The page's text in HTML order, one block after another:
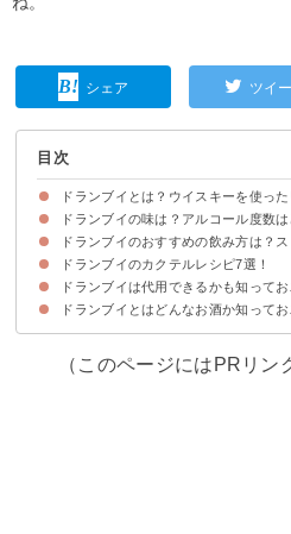
シェア ツイ
目次
ドランブイとは？ウイスキーを使っ
ドランブイとはスコットランドで作ら
ドランブイは数十種類のウイスキー
る
ドランブイの味は？アルコール度数
ドランブイの味わい
ドランブイのアルコール度数は40％
ドランブイのおすすめの飲み方は？
飲み方①ストレート
飲み方②ロック
飲み方③カクテル
ドランブイのカクテルレシピ7選！
①ラスティネイル
②ホットドラム
③ソーダ割り
④ドランブイ・トニック
⑤セントアンドリューズ
⑥ゴールド・ラッシュ
⑦ムーングロー
ドランブイは代用できるかも知ってお
ドランブイを代用する事は難しい
購入は通販がおすすめ
ドランブイとはどんなお酒か知ってお
（このページにはPRリン